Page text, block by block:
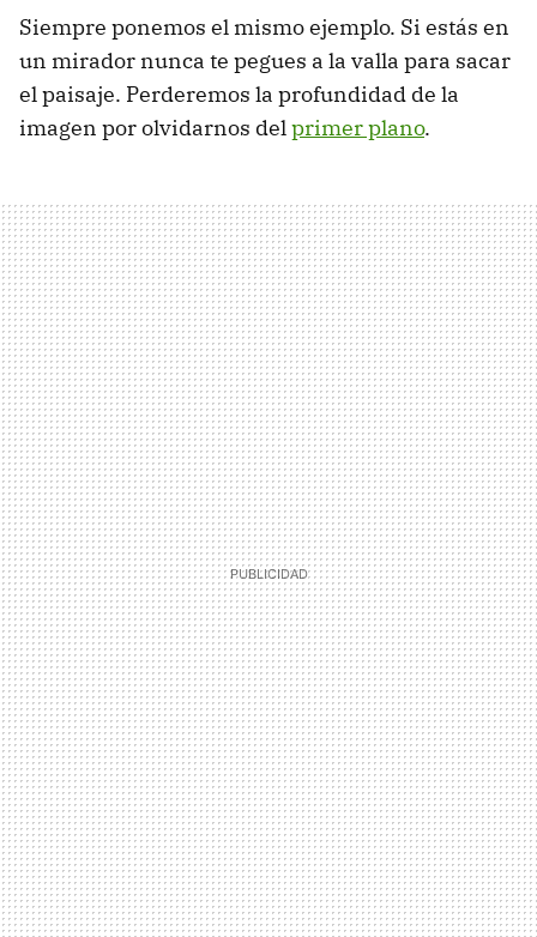
Siempre ponemos el mismo ejemplo. Si estás en
un mirador nunca te pegues a la valla para sacar
el paisaje. Perderemos la profundidad de la
imagen por olvidarnos delprimer plano.